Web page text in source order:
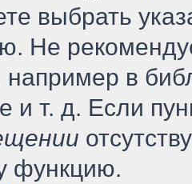
выбрать
Не
в
и т. д. Если
функцию.